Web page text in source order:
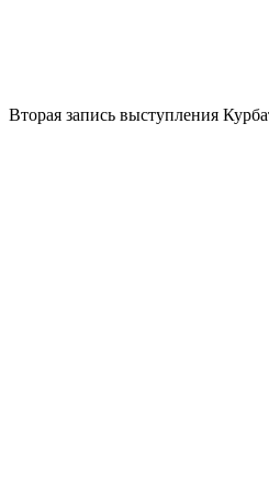
Вторая запись выступления